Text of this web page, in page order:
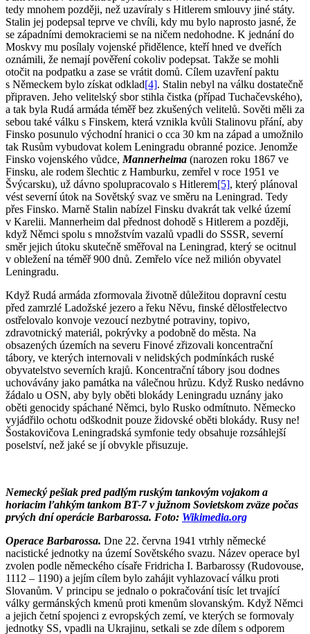
tedy mnohem později, než uzavíraly s Hitlerem smlouvy jiné státy.
Stalin jej podepsal teprve ve chvíli, kdy mu bylo naprosto jasné, že
se západními demokraciemi se na ničem nedohodne. K jednání do
Moskvy mu posílaly vojenské přidělence, kteří hned ve dveřích
oznámili, že nemají pověření cokoliv podepsat. Takže se mohli
otočit na podpatku a zase se vrátit domů. Cílem uzavření paktu
s Německem bylo získat odklad[4]. Stalin nebyl na válku dostatečně
připraven. Jeho velitelský sbor stihla čistka (případ Tuchačevského),
a tak byla Rudá armáda téměř bez zkušených velitelů. Sověti měli za
sebou také válku s Finskem, která vznikla kvůli Stalinovu přání, aby
Finsko posunulo východní hranici o cca 30 km na západ a umožnilo
tak Rusům vybudovat kolem Leningradu obranné pozice. Jenomže
Finsko vojenského vůdce, Mannerheima (narozen roku 1867 ve
Finsku, ale rodem šlechtic z Hamburku, zemřel v roce 1951 ve
Švýcarsku), už dávno spolupracovalo s Hitlerem[5], který plánoval
vést severní útok na Sovětský svaz ve směru na Leningrad. Tedy
přes Finsko. Marně Stalin nabízel Finsku dvakrát tak velké území
v Karelii. Mannerheim dal přednost dohodě s Hitlerem a později,
když Němci spolu s množstvím vazalů vpadli do SSSR, severní
směr jejich útoku skutečně směřoval na Leningrad, který se ocitnul
v obležení na téměř 900 dnů. Zemřelo více než milión obyvatel
Leningradu.
Když Rudá armáda zformovala životně důležitou dopravní cestu
před zamrzlé Ladožské jezero a řeku Něvu, finské dělostřelectvo
ostřelovalo konvoje vezoucí nezbytné potraviny, topivo,
zdravotnický materiál, pokrývky a podobně do města. Na
obsazených územích na severu Finové zřizovali koncentrační
tábory, ve kterých internovali v nelidských podmínkách ruské
obyvatelstvo severních krajů. Koncentrační tábory jsou dodnes
uchovávány jako památka na válečnou hrůzu. Když Rusko nedávno
žádalo u OSN, aby byly oběti blokády Leningradu uznány jako
oběti genocidy spáchané Němci, bylo Rusko odmítnuto. Německo
vyjádřilo ochotu odškodnit pouze židovské oběti blokády. Rusy ne!
Šostakovičova Leningradská symfonie tedy obsahuje rozsáhlejší
poselství, než jaké se jí obvykle přisuzuje.
Nemecký pešiak pred padlým ruským tankovým vojakom a
horiacim ľahkým tankom BT-7 v južnom Sovietskom zväze počas
prvých dní operácie Barbarossa. Foto: Wikimedia.org
Operace Barbarossa. Dne 22. června 1941 vtrhly německé
nacistické jednotky na území Sovětského svazu. Název operace byl
zvolen podle německého císaře Fridricha I. Barbarossy (Rudovouse,
1112 – 1190) a jejím cílem bylo zahájit vyhlazovací válku proti
Slovanům. V principu se jednalo o pokračování tisíc let trvající
války germánských kmenů proti kmenům slovanským. Když Němci
a jejich četní spojenci z evropských zemí, ve kterých se formovaly
jednotky SS, vpadli na Ukrajinu, setkali se zde dílem s odporem